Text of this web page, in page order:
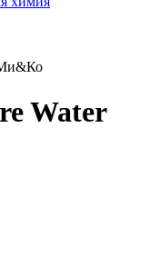
Ми&Ко
Water